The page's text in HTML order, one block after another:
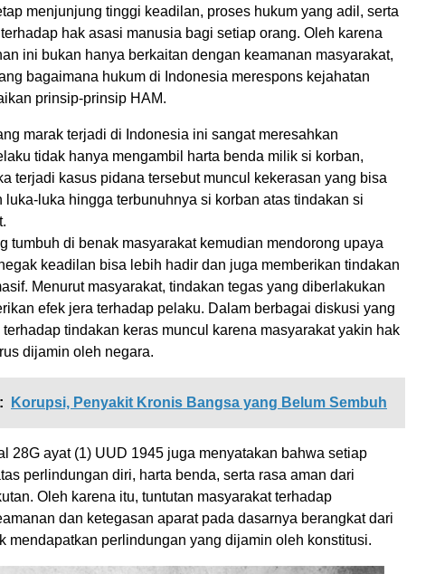
menjunjung tinggi keadilan, proses hukum yang adil, serta
hak asasi manusia bagi setiap orang. Oleh karena
ini bukan hanya berkaitan dengan keamanan masyarakat,
bagaimana hukum di Indonesia merespons kejahatan
prinsip-prinsip HAM.
marak terjadi di Indonesia ini sangat meresahkan
tidak hanya mengambil harta benda milik si korban,
terjadi kasus pidana tersebut muncul kekerasan yang bisa
luka-luka hingga terbunuhnya si korban atas tindakan si
tumbuh di benak masyarakat kemudian mendorong upaya
keadilan bisa lebih hadir dan juga memberikan tindakan
Menurut masyarakat, tindakan tegas yang diberlakukan
efek jera terhadap pelaku. Dalam berbagai diskusi yang
tindakan keras muncul karena masyarakat yakin hak
dijamin oleh negara.
Korupsi, Penyakit Kronis Bangsa yang Belum Sembuh
28G ayat (1) UUD 1945 juga menyatakan bahwa setiap
perlindungan diri, harta benda, serta rasa aman dari
Oleh karena itu, tuntutan masyarakat terhadap
dan ketegasan aparat pada dasarnya berangkat dari
mendapatkan perlindungan yang dijamin oleh konstitusi.